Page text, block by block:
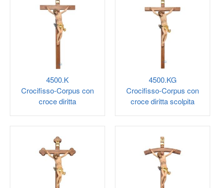
4500.K
Crocifisso-Corpus con
croce diritta
4500.KG
Crocifisso-Corpus con
croce diritta scolpita